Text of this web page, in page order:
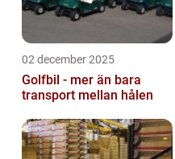
02 december 2025
Golfbil - mer än bara
transport mellan hålen